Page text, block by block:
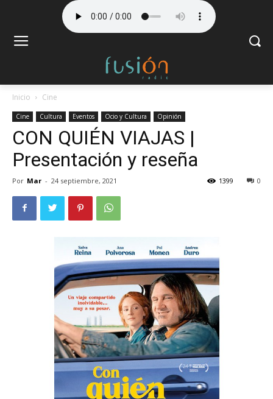
Inicio Cine
Cine Cultura Eventos Ocio y Cultura Opinión
CON QUIÉN VIAJAS |
Presentación y reseña
Por Mar - 24 septiembre, 2021 0
1399